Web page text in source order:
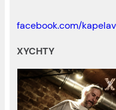
facebook.com/
XYCHTY